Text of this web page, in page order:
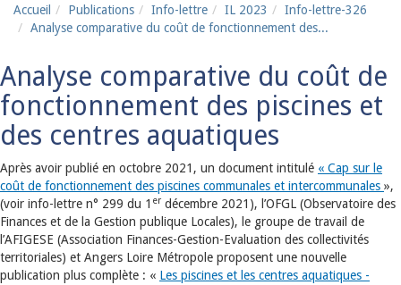
Accueil Publications Info-lettre IL 2023
Info-lettre-326
Analyse comparative du coût de fonctionnement des...
Analyse comparative du coût de
fonctionnement des piscines et
des centres aquatiques
Après avoir publié en octobre 2021, un document intitulé « Cap sur le
coût de fonctionnement des piscines communales et intercommunales »,
(voir info-lettre n° 299 du 1 er décembre 2021), l’OFGL (Observatoire des
Finances et de la Gestion publique Locales), le groupe de travail de
l’AFIGESE (Association Finances-Gestion-Evaluation des collectivités
territoriales) et Angers Loire Métropole proposent une nouvelle
publication plus complète : « Les piscines et les centres aquatiques -